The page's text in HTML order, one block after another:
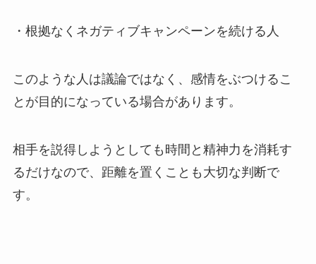
・根拠なくネガティブキャンペーンを続ける人
このような人は議論ではなく、感情をぶつけるこ
とが目的になっている場合があります。
相手を説得しようとしても時間と精神力を消耗す
るだけなので、距離を置くことも大切な判断で
す。